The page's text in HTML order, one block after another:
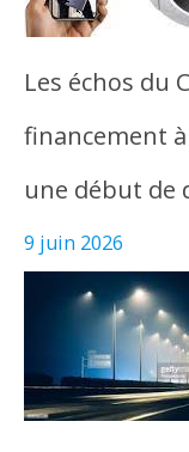
Les échos du
financement
une début de
9 juin 2026